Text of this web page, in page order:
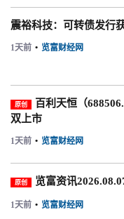
震裕科技：可转债发行
1天前 • 览富财经网
原创
百利天恒（
双上市
1天前 • 览富财经网
原创 览富资讯
1天前 • 览富财经网